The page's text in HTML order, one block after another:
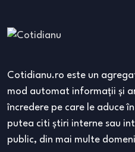
Cotidianu.ro este un
mod automat informaţii şi
încredere pe care le aduce
putea citi ştiri interne sau
public, din mai multe